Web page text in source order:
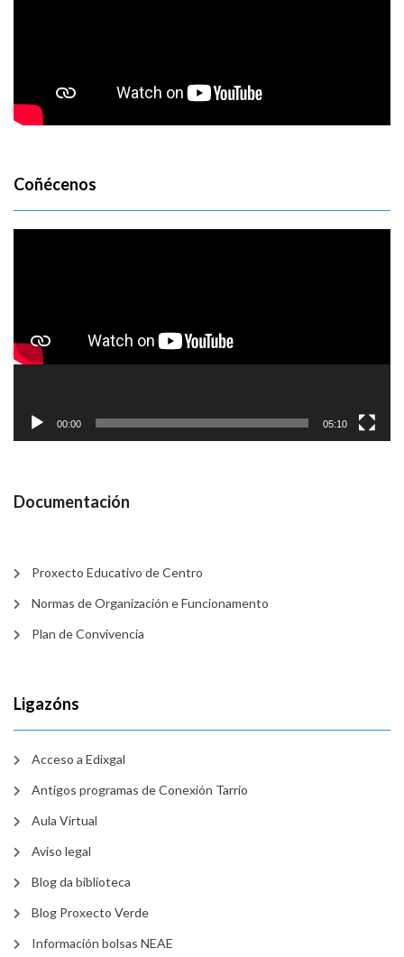
Coñécenos
00:00 05:10
Documentación
Proxecto Educativo de Centro
Normas de Organización e Funcionamento
Plan de Convivencia
Ligazóns
Acceso a Edixgal
Antigos programas de Conexión Tarrio
Aula Virtual
Aviso legal
Blog da biblioteca
Blog Proxecto Verde
Información bolsas NEAE